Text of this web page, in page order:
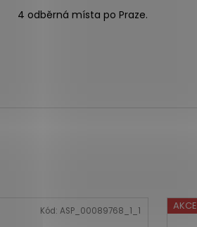
4 odběrná místa po Praze.
Kód: ASP_00089768_1_1 AKCE